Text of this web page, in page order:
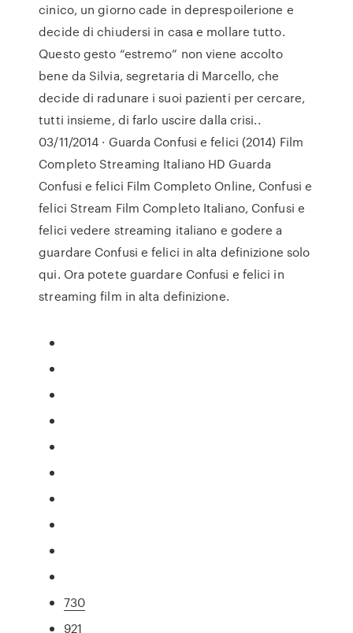
cinico, un giorno cade in deprespoilerione e
decide di chiudersi in casa e mollare tutto.
Questo gesto “estremo” non viene accolto
bene da Silvia, segretaria di Marcello, che
decide di radunare i suoi pazienti per cercare,
tutti insieme, di farlo uscire dalla crisi..
03/11/2014 · Guarda Confusi e felici (2014) Film
Completo Streaming Italiano HD Guarda
Confusi e felici Film Completo Online, Confusi e
felici Stream Film Completo Italiano, Confusi e
felici vedere streaming italiano e godere a
guardare Confusi e felici in alta definizione solo
qui. Ora potete guardare Confusi e felici in
streaming film in alta definizione.
730
921